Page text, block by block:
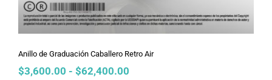
Anillo de Graduación Caballero Retro Air
$3,600.00 - $62,400.00Rango